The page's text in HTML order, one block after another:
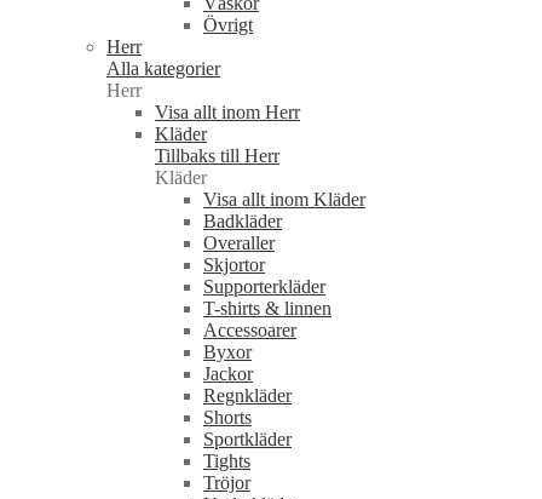
Övrigt
Herr
Alla kategorier
Herr
Visa allt inom Herr
Kläder
Tillbaks till Herr
Kläder
Visa allt inom Kläder
Badkläder
Overaller
Skjortor
Supporterkläder
T-shirts & linnen
Accessoarer
Byxor
Jackor
Regnkläder
Shorts
Sportkläder
Tights
Tröjor